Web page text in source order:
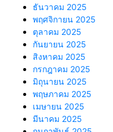
ธันวาคม 2025
พฤศจิกายน 2025
ตุลาคม 2025
กันยายน 2025
สิงหาคม 2025
กรกฎาคม 2025
มิถุนายน 2025
พฤษภาคม 2025
เมษายน 2025
มีนาคม 2025